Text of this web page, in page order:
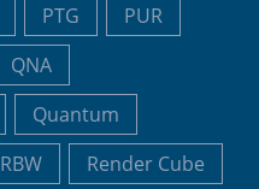
PTG
PUR
QNA
Quantum
RBW
Render Cube